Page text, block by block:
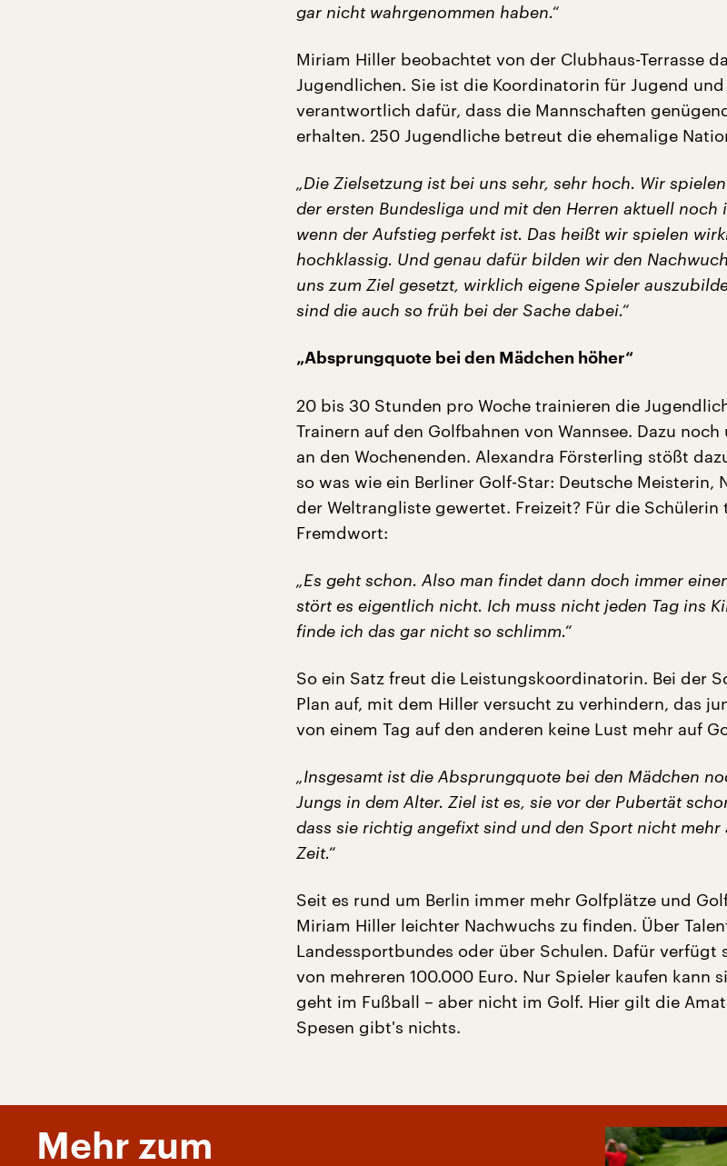
gar nicht wahrgenommen haben.“
Miriam Hiller beobachtet von der Clubhaus-Terrasse
Jugendlichen. Sie ist die Koordinatorin für Jugend
verantwortlich dafür, dass die Mannschaften
erhalten. 250 Jugendliche betreut die ehemalige
„Die Zielsetzung ist bei uns sehr, sehr hoch. Wir
der ersten Bundesliga und mit den Herren aktuell noch
wenn der Aufstieg perfekt ist. Das heißt wir spielen
hochklassig. Und genau dafür bilden wir den
uns zum Ziel gesetzt, wirklich eigene Spieler
sind die auch so früh bei der Sache dabei.“
„Absprungquote bei den Mädchen höher“
20 bis 30 Stunden pro Woche trainieren die
Trainern auf den Golfbahnen von Wannsee. Dazu
an den Wochenenden. Alexandra Försterling stößt
so was wie ein Berliner Golf-Star: Deutsche Meisterin,
der Weltrangliste gewertet. Freizeit? Für die Schülerin
Fremdwort:
„Es geht schon. Also man findet dann doch immer
stört es eigentlich nicht. Ich muss nicht jeden Tag ins
finde ich das gar nicht so schlimm.“
So ein Satz freut die Leistungskoordinatorin. Bei der
Plan auf, mit dem Hiller versucht zu verhindern, das
von einem Tag auf den anderen keine Lust mehr auf
„Insgesamt ist die Absprungquote bei den Mädchen
Jungs in dem Alter. Ziel ist es, sie vor der Pubertät
dass sie richtig angefixt sind und den Sport nicht mehr
Zeit.“
Seit es rund um Berlin immer mehr Golfplätze und
Miriam Hiller leichter Nachwuchs zu finden. Über
Landessportbundes oder über Schulen. Dafür verfügt
von mehreren 100.000 Euro. Nur Spieler kaufen kann
geht im Fußball – aber nicht im Golf. Hier gilt die
Spesen gibt's nichts.
Mehr zum